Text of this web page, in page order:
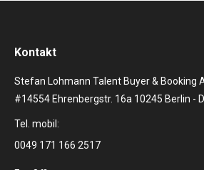
Kontakt
Stefan Lohmann Talent Buyer & Booking
#14554 Ehrenbergstr. 16a 10245 Berlin -
Tel. mobil:
0049 171 166 2517